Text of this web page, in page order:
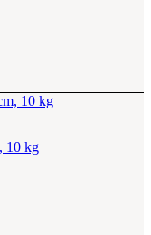
10 kg